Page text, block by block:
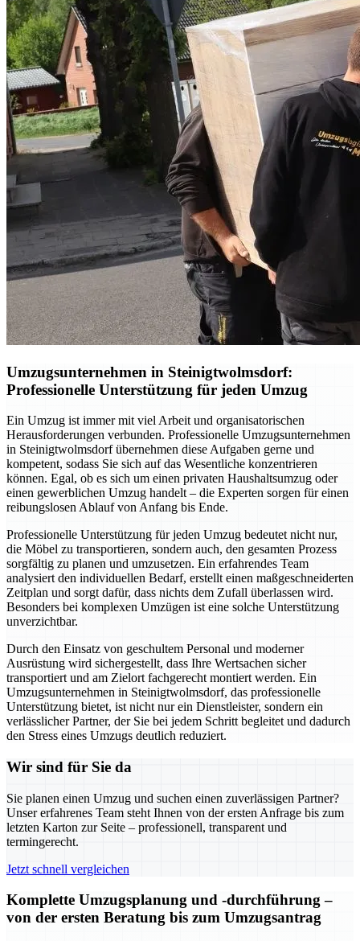
Umzugsunternehmen in Steinigtwolmsdorf:
Professionelle Unterstützung für jeden Umzug
Ein Umzug ist immer mit viel Arbeit und organisatorischen
Herausforderungen verbunden. Professionelle Umzugsunternehmen
in Steinigtwolmsdorf übernehmen diese Aufgaben gerne und
kompetent, sodass Sie sich auf das Wesentliche konzentrieren
können. Egal, ob es sich um einen privaten Haushaltsumzug oder
einen gewerblichen Umzug handelt – die Experten sorgen für einen
reibungslosen Ablauf von Anfang bis Ende.
Professionelle Unterstützung für jeden Umzug bedeutet nicht nur,
die Möbel zu transportieren, sondern auch, den gesamten Prozess
sorgfältig zu planen und umzusetzen. Ein erfahrendes Team
analysiert den individuellen Bedarf, erstellt einen maßgeschneiderten
Zeitplan und sorgt dafür, dass nichts dem Zufall überlassen wird.
Besonders bei komplexen Umzügen ist eine solche Unterstützung
unverzichtbar.
Durch den Einsatz von geschultem Personal und moderner
Ausrüstung wird sichergestellt, dass Ihre Wertsachen sicher
transportiert und am Zielort fachgerecht montiert werden. Ein
Umzugsunternehmen in Steinigtwolmsdorf, das professionelle
Unterstützung bietet, ist nicht nur ein Dienstleister, sondern ein
verlässlicher Partner, der Sie bei jedem Schritt begleitet und dadurch
den Stress eines Umzugs deutlich reduziert.
Wir sind für Sie da
Sie planen einen Umzug und suchen einen zuverlässigen Partner?
Unser erfahrenes Team steht Ihnen von der ersten Anfrage bis zum
letzten Karton zur Seite – professionell, transparent und
termingerecht.
Jetzt schnell vergleichen
Komplette Umzugsplanung und -durchführung –
von der ersten Beratung bis zum Umzugsantrag